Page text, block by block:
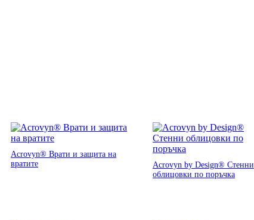
Acrovyn® Врати и защита на
вратите
Acrovyn by Design® Стенни
облицовки по поръчка